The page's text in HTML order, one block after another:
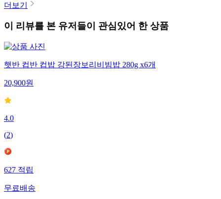
더보기
이 리뷰를 본 유저들이 관심있어 한 상품
햇반 컵반 컵밥 강된장보리비빔밥 280g x6개
20,900원
4.0
(2)
627 적립
무료배송